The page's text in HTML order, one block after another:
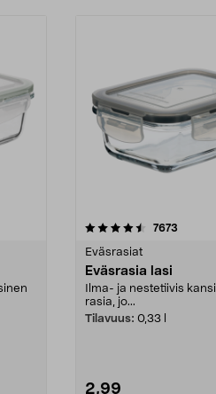
7673
Eväsrasiat
Eväsrasia lasi
Ilma- ja nestetiivis
rasia, jo...
Tilavuus: 0,33 l
2,99
4.5 viidestä